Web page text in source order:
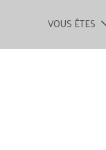
VOUS ÊTES